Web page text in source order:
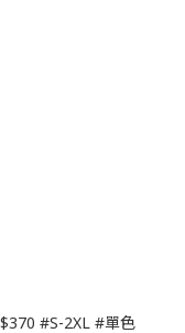
#S-2XL #單色